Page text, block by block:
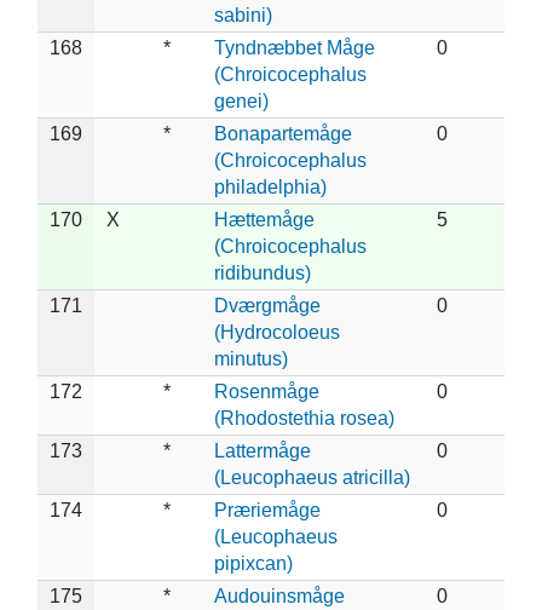
sabini)
168 *
Tyndnæbbet Måge
(Chroicocephalus
genei)
0
169 *
Bonapartemåge
(Chroicocephalus
philadelphia)
0
170 X
Hættemåge
(Chroicocephalus
ridibundus)
5
171
Dværgmåge
(Hydrocoloeus
minutus)
0
172 *
Rosenmåge
(Rhodostethia rosea)
0
173 *
Lattermåge
(Leucophaeus atricilla)
0
174 *
Præriemåge
(Leucophaeus
pipixcan)
0
175 *
Audouinsmåge
0